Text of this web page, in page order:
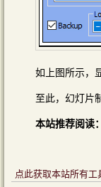
如上图所示，
至此，幻灯片
本站推荐阅读：
点此获取本站所有工